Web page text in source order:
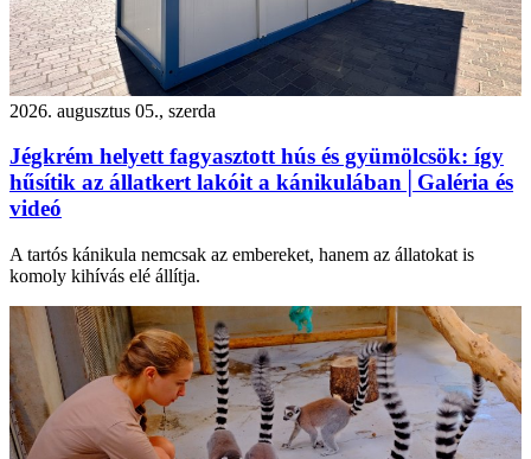
2026. augusztus 05., szerda
Jégkrém helyett fagyasztott hús és gyümölcsök: így
hűsítik az állatkert lakóit a kánikulában│Galéria és
videó
A tartós kánikula nemcsak az embereket, hanem az állatokat is
komoly kihívás elé állítja.